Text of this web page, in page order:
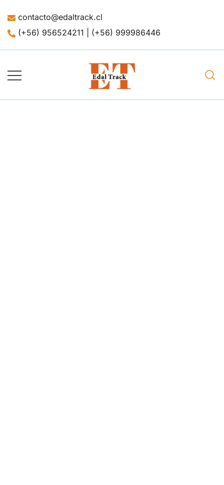
contacto@edaltrack.cl
(+56) 956524211 | (+56) 999986446
Edaltrack
Merchandising